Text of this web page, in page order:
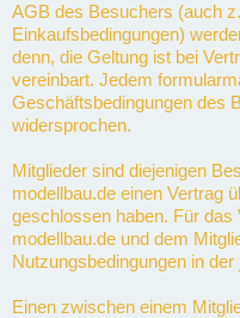
AGB des Besuchers (auch
Einkaufsbedingungen)
denn, die Geltung ist bei
vereinbart. Jedem
Geschäftsbedingungen des
widersprochen.
Mitglieder sind diejenigen
modellbau.de einen Vertrag
geschlossen haben. Für
modellbau.de und dem
Nutzungsbedingungen in
Einen zwischen einem